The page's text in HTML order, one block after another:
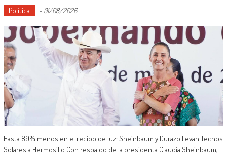
Política - 01/08/2026
Hasta 89% menos en el recibo de luz: Sheinbaum y Durazo llevan Techos
Solares a Hermosillo Con respaldo de la presidenta Claudia Sheinbaum,